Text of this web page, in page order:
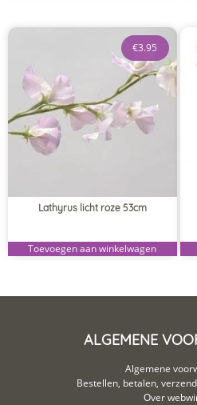
Lathyrus licht roze 53cm
€3.95
Toevoegen aan winkelwagen
ALGEMENE
Algemene
Bestellen, betalen,
Over